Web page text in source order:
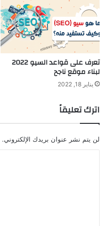
تعرف على قواعد السيو 2022
لبناء موقع ناجح
يناير 18, 2022
اترك تعليقاً
لن يتم نشر عنوان بريدك الإلكتروني.